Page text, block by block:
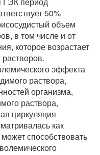
50%
объем
в том числе и от
которое возрастает
эффекта
раствора,
организма,
раствора,
циркуляция
как
способствовать